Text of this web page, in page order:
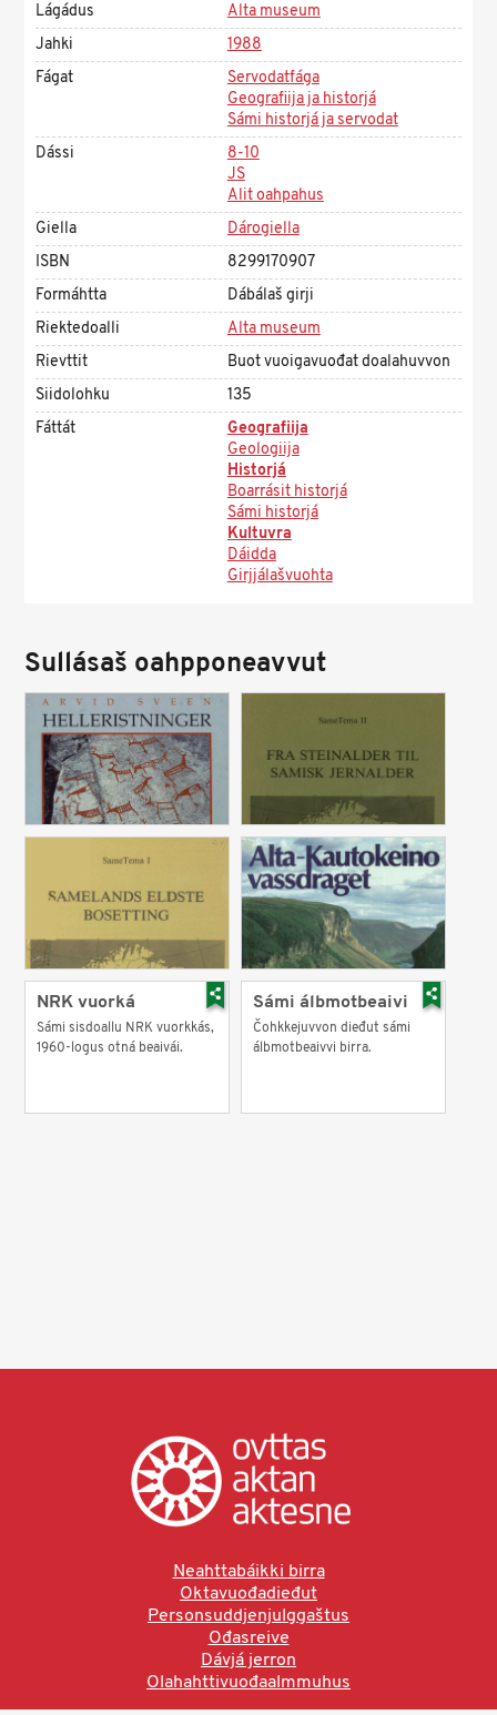
Lágádus
Alta museum
Jahki
1988
Fágat
Servodatfága
Geografiija ja historjá
Sámi historjá ja servodat
Dássi
8-10
JS
Alit oahpahus
Giella
Dárogiella
ISBN
8299170907
Formáhtta
Dábálaš girji
Riektedoalli
Alta museum
Rievttit
Buot vuoigavuođat doalahuvvon
Siidolohku
135
Fáttát
Geografiija
Geologiija
Historjá
Boarrásit historjá
Sámi historjá
Kultuvra
Dáidda
Girjjálašvuohta
Sullásaš oahpponeavvut
NRK vuorká
Sámi sisdoallu NRK vuorkkás,
1960-logus otná beaivái.
Sámi álbmotbeaivi
Čohkkejuvvon dieđut sámi
álbmotbeaivvi birra.
Neahttabáikki birra
Oktavuođadieđut
Personsuddjenjulggaštus
Ođasreive
Dávjá jerron
Olahahttivuođaalmmuhus